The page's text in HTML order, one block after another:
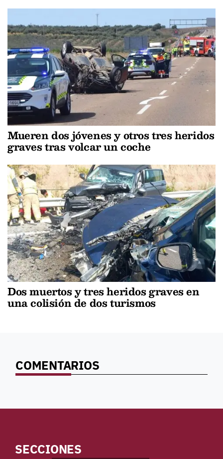
Mueren dos jóvenes y otros tres heridos
graves tras volcar un coche
Dos muertos y tres heridos graves en
una colisión de dos turismos
COMENTARIOS
SECCIONES